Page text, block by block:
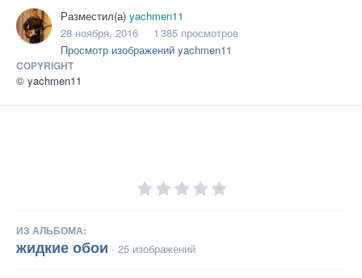
Разместил(а) yachmen11
28 ноября, 2016
1 385 просмотров
Просмотр изображений yachmen11
COPYRIGHT
© yachmen11
ИЗ АЛЬБОМА:
жидкие обои · 25 изображений